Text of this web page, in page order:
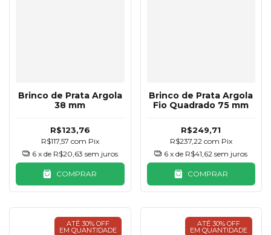
Brinco de Prata Argola
38 mm
R$123,76
R$117,57 com Pix
6 x de R$20,63 sem juros
COMPRAR
Brinco de Prata Argola
Fio Quadrado 75 mm
R$249,71
R$237,22 com Pix
6 x de R$41,62 sem juros
COMPRAR
ATÉ 30% OFF
EM QUANTIDADE
ATÉ 30% OFF
EM QUANTIDADE